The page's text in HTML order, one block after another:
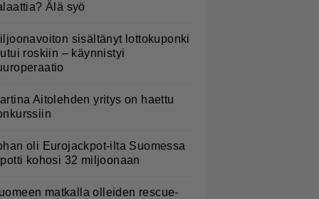
Älä syö
sisältänyt lottokuponki
roskiin – käynnistyi
Aitolehden yritys on haettu
oli Eurojackpot-ilta Suomessa
kohosi 32 miljoonaan
matkalla olleiden rescue-